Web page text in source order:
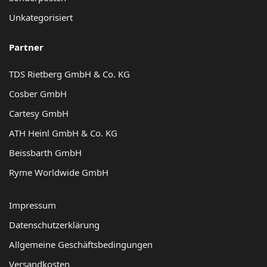
Unkategorisiert
Partner
TDS Rietberg GmbH & Co. KG
Cosber GmbH
Cartesy GmbH
ATH Heinl GmbH & Co. KG
Beissbarth GmbH
Ryme Worldwide GmbH
Impressum
Datenschutzerklärung
Allgemeine Geschäftsbedingungen
Versandkosten